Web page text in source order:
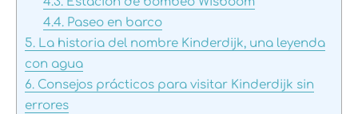
4.4.Paseo en barco
5. La historia del nombre Kinderdijk, una leyenda
con agua
6. Consejos prácticos para visitar Kinderdijk sin
errores